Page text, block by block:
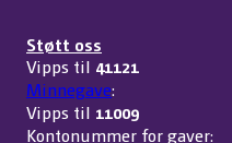
Støtt oss
Vipps til 41121
Minnegave:
Vipps til 11009
Kontonummer for gaver: